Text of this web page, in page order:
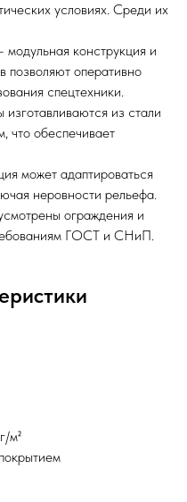
условиях. Среди их
конструкция и
позволяют оперативно
спецтехники.
из стали
что обеспечивает
может адаптироваться
неровности рельефа.
ограждения и
ГОСТ и СНиП.
м²